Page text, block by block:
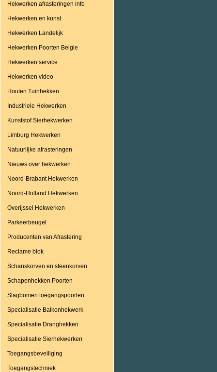
Hekwerken afrasteringen info
Hekwerken en kunst
Hekwerken Landelijk
Hekwerken Poorten Belgie
Hekwerken service
Hekwerken video
Houten Tuinhekken
Industriele Hekwerken
Kunststof Sierhekwerken
Limburg Hekwerken
Natuurlijke afrasteringen
Nieuws over hekwerken
Noord-Brabant Hekwerken
Noord-Holland Hekwerken
Overijssel Hekwerken
Parkeerbeugel
Producenten van Afrastering
Reclame blok
Schanskorven en steenkorven
Schapenhekken Poorten
Slagbomen toegangspoorten
Specialisatie Balkonhekwerk
Specialisatie Dranghekken
Specialisatie Sierhekwerken
Toegangsbeveiliging
Toegangstechniek